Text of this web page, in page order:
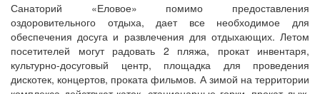
Санаторий «Еловое» помимо предоставления
оздоровительного отдыха, дает все необходимое для
обеспечения досуга и развлечения для отдыхающих. Летом
посетителей могут радовать 2 пляжа, прокат инвентаря,
культурно-досуговый центр, площадка для проведения
дискотек, концертов, проката фильмов. А зимой на территории